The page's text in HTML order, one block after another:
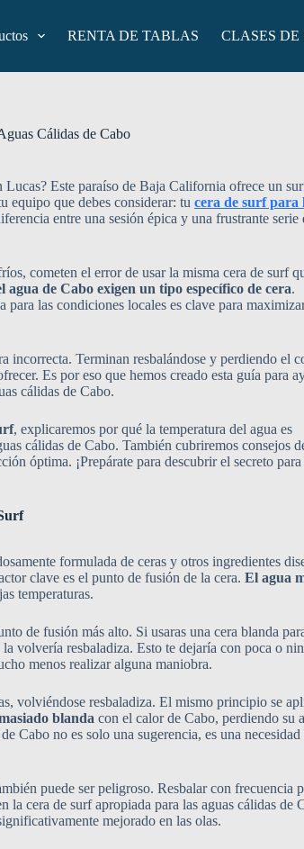
RENTA DE TABLAS CLASES DE
Cálidas de Cabo
Lucas? Este paraíso de Baja California ofrece un
equipo que debes considerar: tu cera de surf para
entre una sesión épica y una frustrante serie
cometen el error de usar la misma cera de surf
de Cabo exigen un tipo específico de cera.
las condiciones locales es clave para
incorrecta. Terminan resbalándose y perdiendo el
Es por eso que hemos creado esta guía para
cálidas de Cabo.
, explicaremos por qué la temperatura del agua es
cálidas de Cabo. También cubriremos consejos
óptima. ¡Prepárate para descubrir el secreto para
formulada de ceras y otros ingredientes
clave es el punto de fusión de la cera. El agua
temperaturas.
de fusión más alto. Si usaras una cera blanda
volvería resbaladiza. Esto te dejaría con poca o
menos realizar alguna maniobra.
volviéndose resbaladiza. El mismo principio se
blanda con el calor de Cabo, perdiendo su
Cabo no es solo una sugerencia, es una necesidad
puede ser peligroso. Resbalar con frecuencia
cera de surf apropiada para las aguas cálidas de
mejorado en las olas.